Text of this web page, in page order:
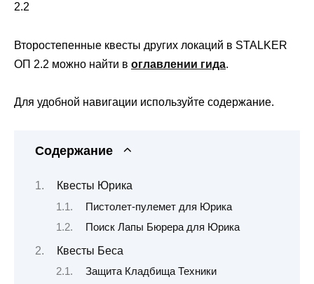
2.2
Второстепенные квесты других локаций в STALKER
ОП 2.2 можно найти в оглавлении гида.
Для удобной навигации используйте содержание.
Содержание
Квесты Юрика
Пистолет-пулемет для Юрика
Поиск Лапы Бюрера для Юрика
Квесты Беса
Защита Кладбища Техники